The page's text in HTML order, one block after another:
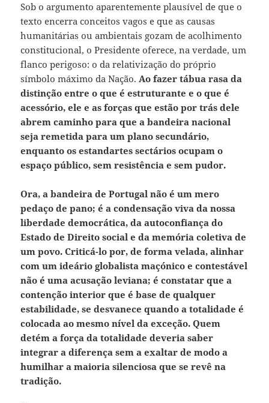
Sob o argumento aparentemente plausível de que o
texto encerra conceitos vagos e que as causas
humanitárias ou ambientais gozam de acolhimento
constitucional, o Presidente oferece, na verdade, um
flanco perigoso: o da relativização do próprio
símbolo máximo da Nação.Ao fazer tábua rasa da
distinção entre o que é estruturante e o que é
acessório, ele e as forças que estão por trás dele
abrem caminho para que a bandeira nacional
seja remetida para um plano secundário,
enquanto os estandartes sectários ocupam o
espaço público, sem resistência e sem pudor.
Ora, a bandeira de Portugal não é um mero
pedaço de pano; é a condensação viva da nossa
liberdade democrática, da autoconfiança do
Estado de Direito social e da memória coletiva de
um povo. Criticá-lo por, de forma velada, alinhar
com um ideário globalista maçónico e contestável
não é uma acusação leviana; é constatar que a
contenção interior que é base de qualquer
estabilidade, se desvanece quando a totalidade é
colocada ao mesmo nível da exceção. Quem
detém a força da totalidade deveria saber
integrar a diferença sem a exaltar de modo a
humilhar a maioria silenciosa que se revê na
tradição.